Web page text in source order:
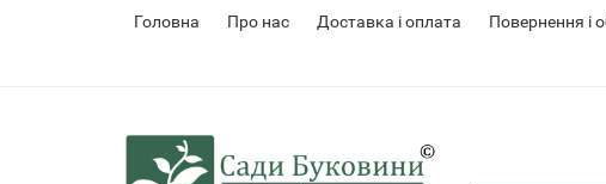
Головна Про нас Доставка і оплата Повернення i